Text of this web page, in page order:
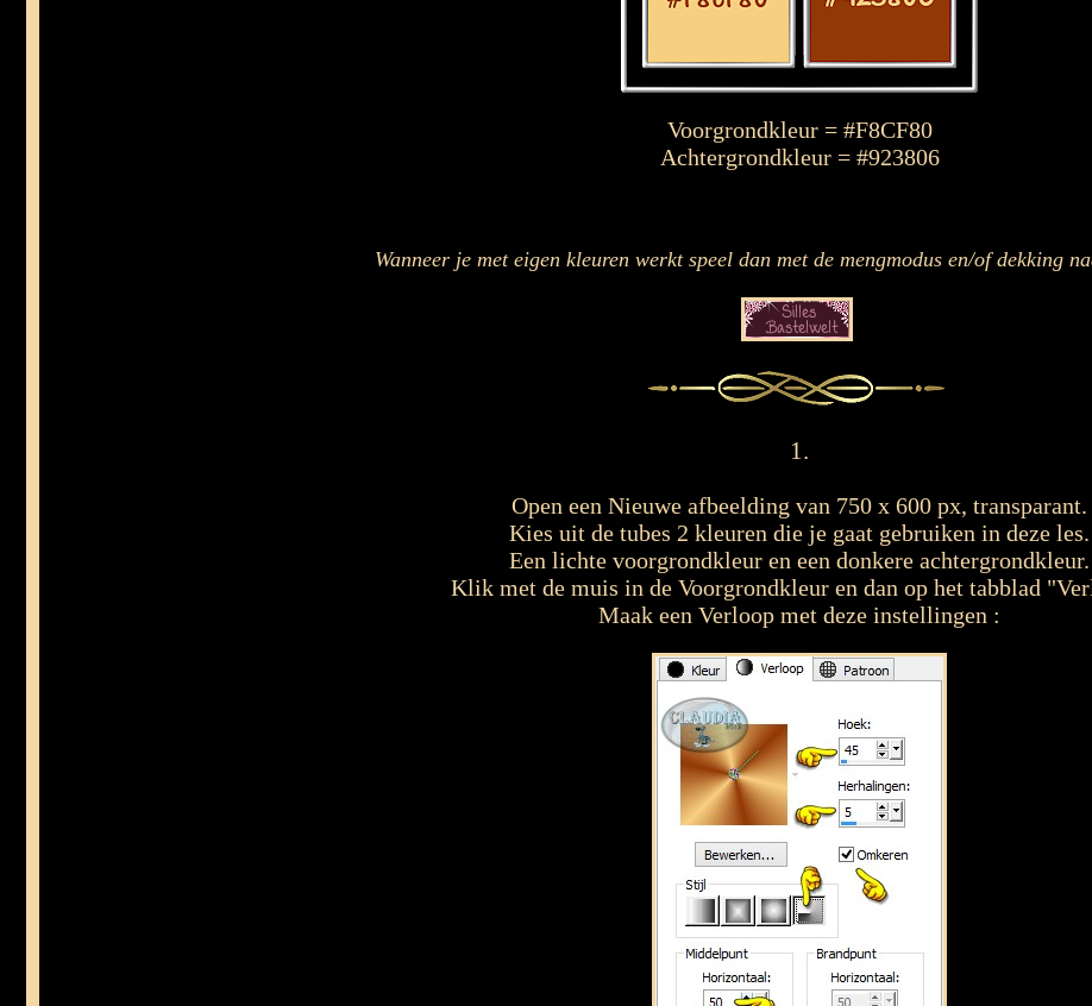
Voorgrondkleur = #F8CF80
Achtergrondkleur = #923806
Wanneer je met eigen kleuren werkt speel dan met de mengmodus en/of dekking
1.
Open een Nieuwe afbeelding van 750 x 600 px, transparant.
Kies uit de tubes 2 kleuren die je gaat gebruiken in deze les.
Een lichte voorgrondkleur en een donkere achtergrondkleur.
Klik met de muis in de Voorgrondkleur en dan op het tabblad
Maak een Verloop met deze instellingen :